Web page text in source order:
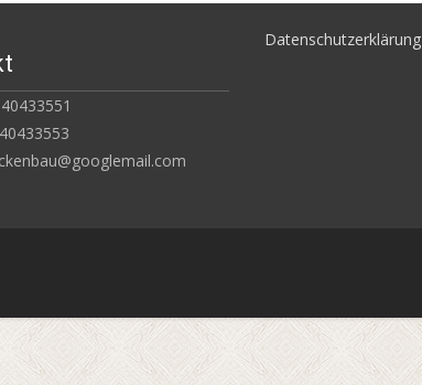
Datenschutzerklärung